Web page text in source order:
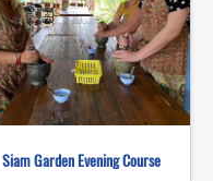
Siam Garden Evening Course